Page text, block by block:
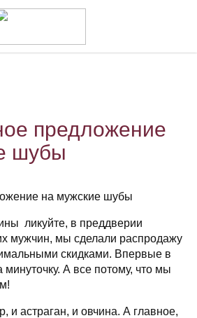
предложение
шубы
на мужские шубы
ликуйте, в преддверии
мужчин, мы сделали распродажу
скидками. Впервые в
А все потому, что мы
и астраган, и овчина. А главное,